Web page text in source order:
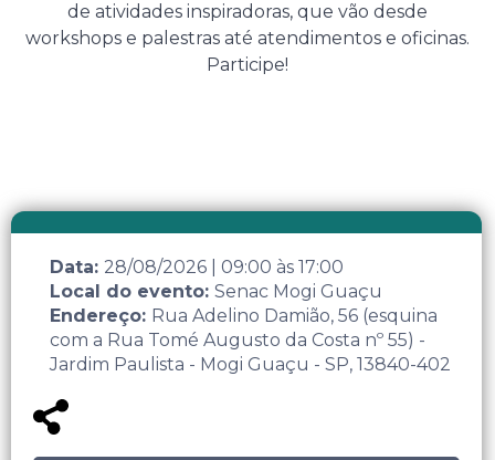
de atividades inspiradoras, que vão desde
workshops e palestras até atendimentos e oficinas.
Participe!
Data: 28/08/2026 09:00 às 17:00
Local do evento: Senac Mogi Guaçu
Endereço: Rua Adelino Damião, 56 (esquina
com a Rua Tomé Augusto da Costa nº 55) -
Jardim Paulista - Mogi Guaçu - SP, 13840-402